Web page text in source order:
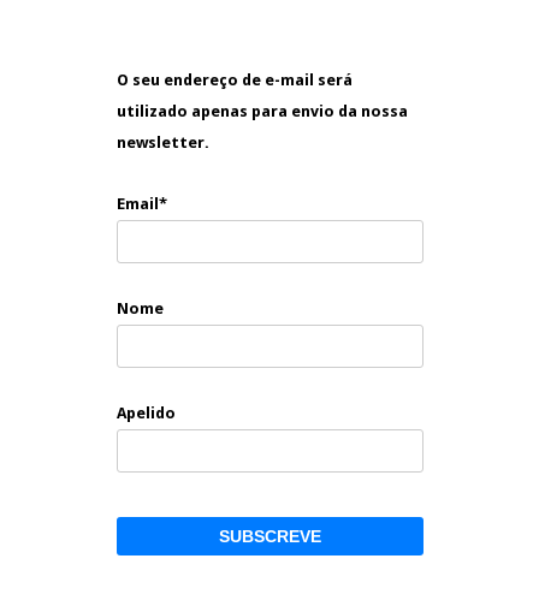
O seu endereço de e-mail será
utilizado apenas para envio da nossa
newsletter.
Email*
Nome
Apelido